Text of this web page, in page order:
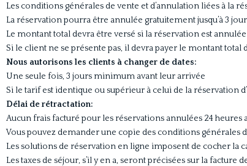
Les conditions générales de vente et d’annulation liées à la
La réservation pourra être annulée gratuitement jusqu’à 3
Le montant total devra être versé si la réservation est
Si le client ne se présente pas, il devra payer le montant total
Nous autorisons les clients à changer de dates:
Une seule fois, 3 jours minimum avant leur arrivée
Si le tarif est identique ou supérieur à celui de la réservation
Délai de rétractation:
Aucun frais facturé pour les réservations annulées 24 heures
Vous pouvez demander une copie des conditions générales
Les solutions de réservation en ligne imposent de cocher la
Les taxes de séjour, s’il y en a, seront précisées sur la facture